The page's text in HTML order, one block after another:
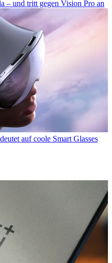
– und tritt gegen Vision Pro an
auf coole Smart Glasses